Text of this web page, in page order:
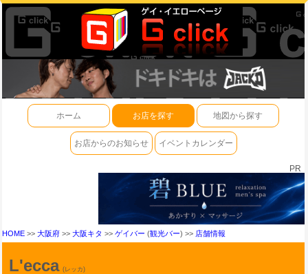
ホーム お店を探す 地図から探す
お店からのお知らせ イベントカレンダー
PR
HOME >> 大阪府 >> 大阪キタ >> ゲイバー (観光バー) >> 店舗情報
L'ecca (レッカ)